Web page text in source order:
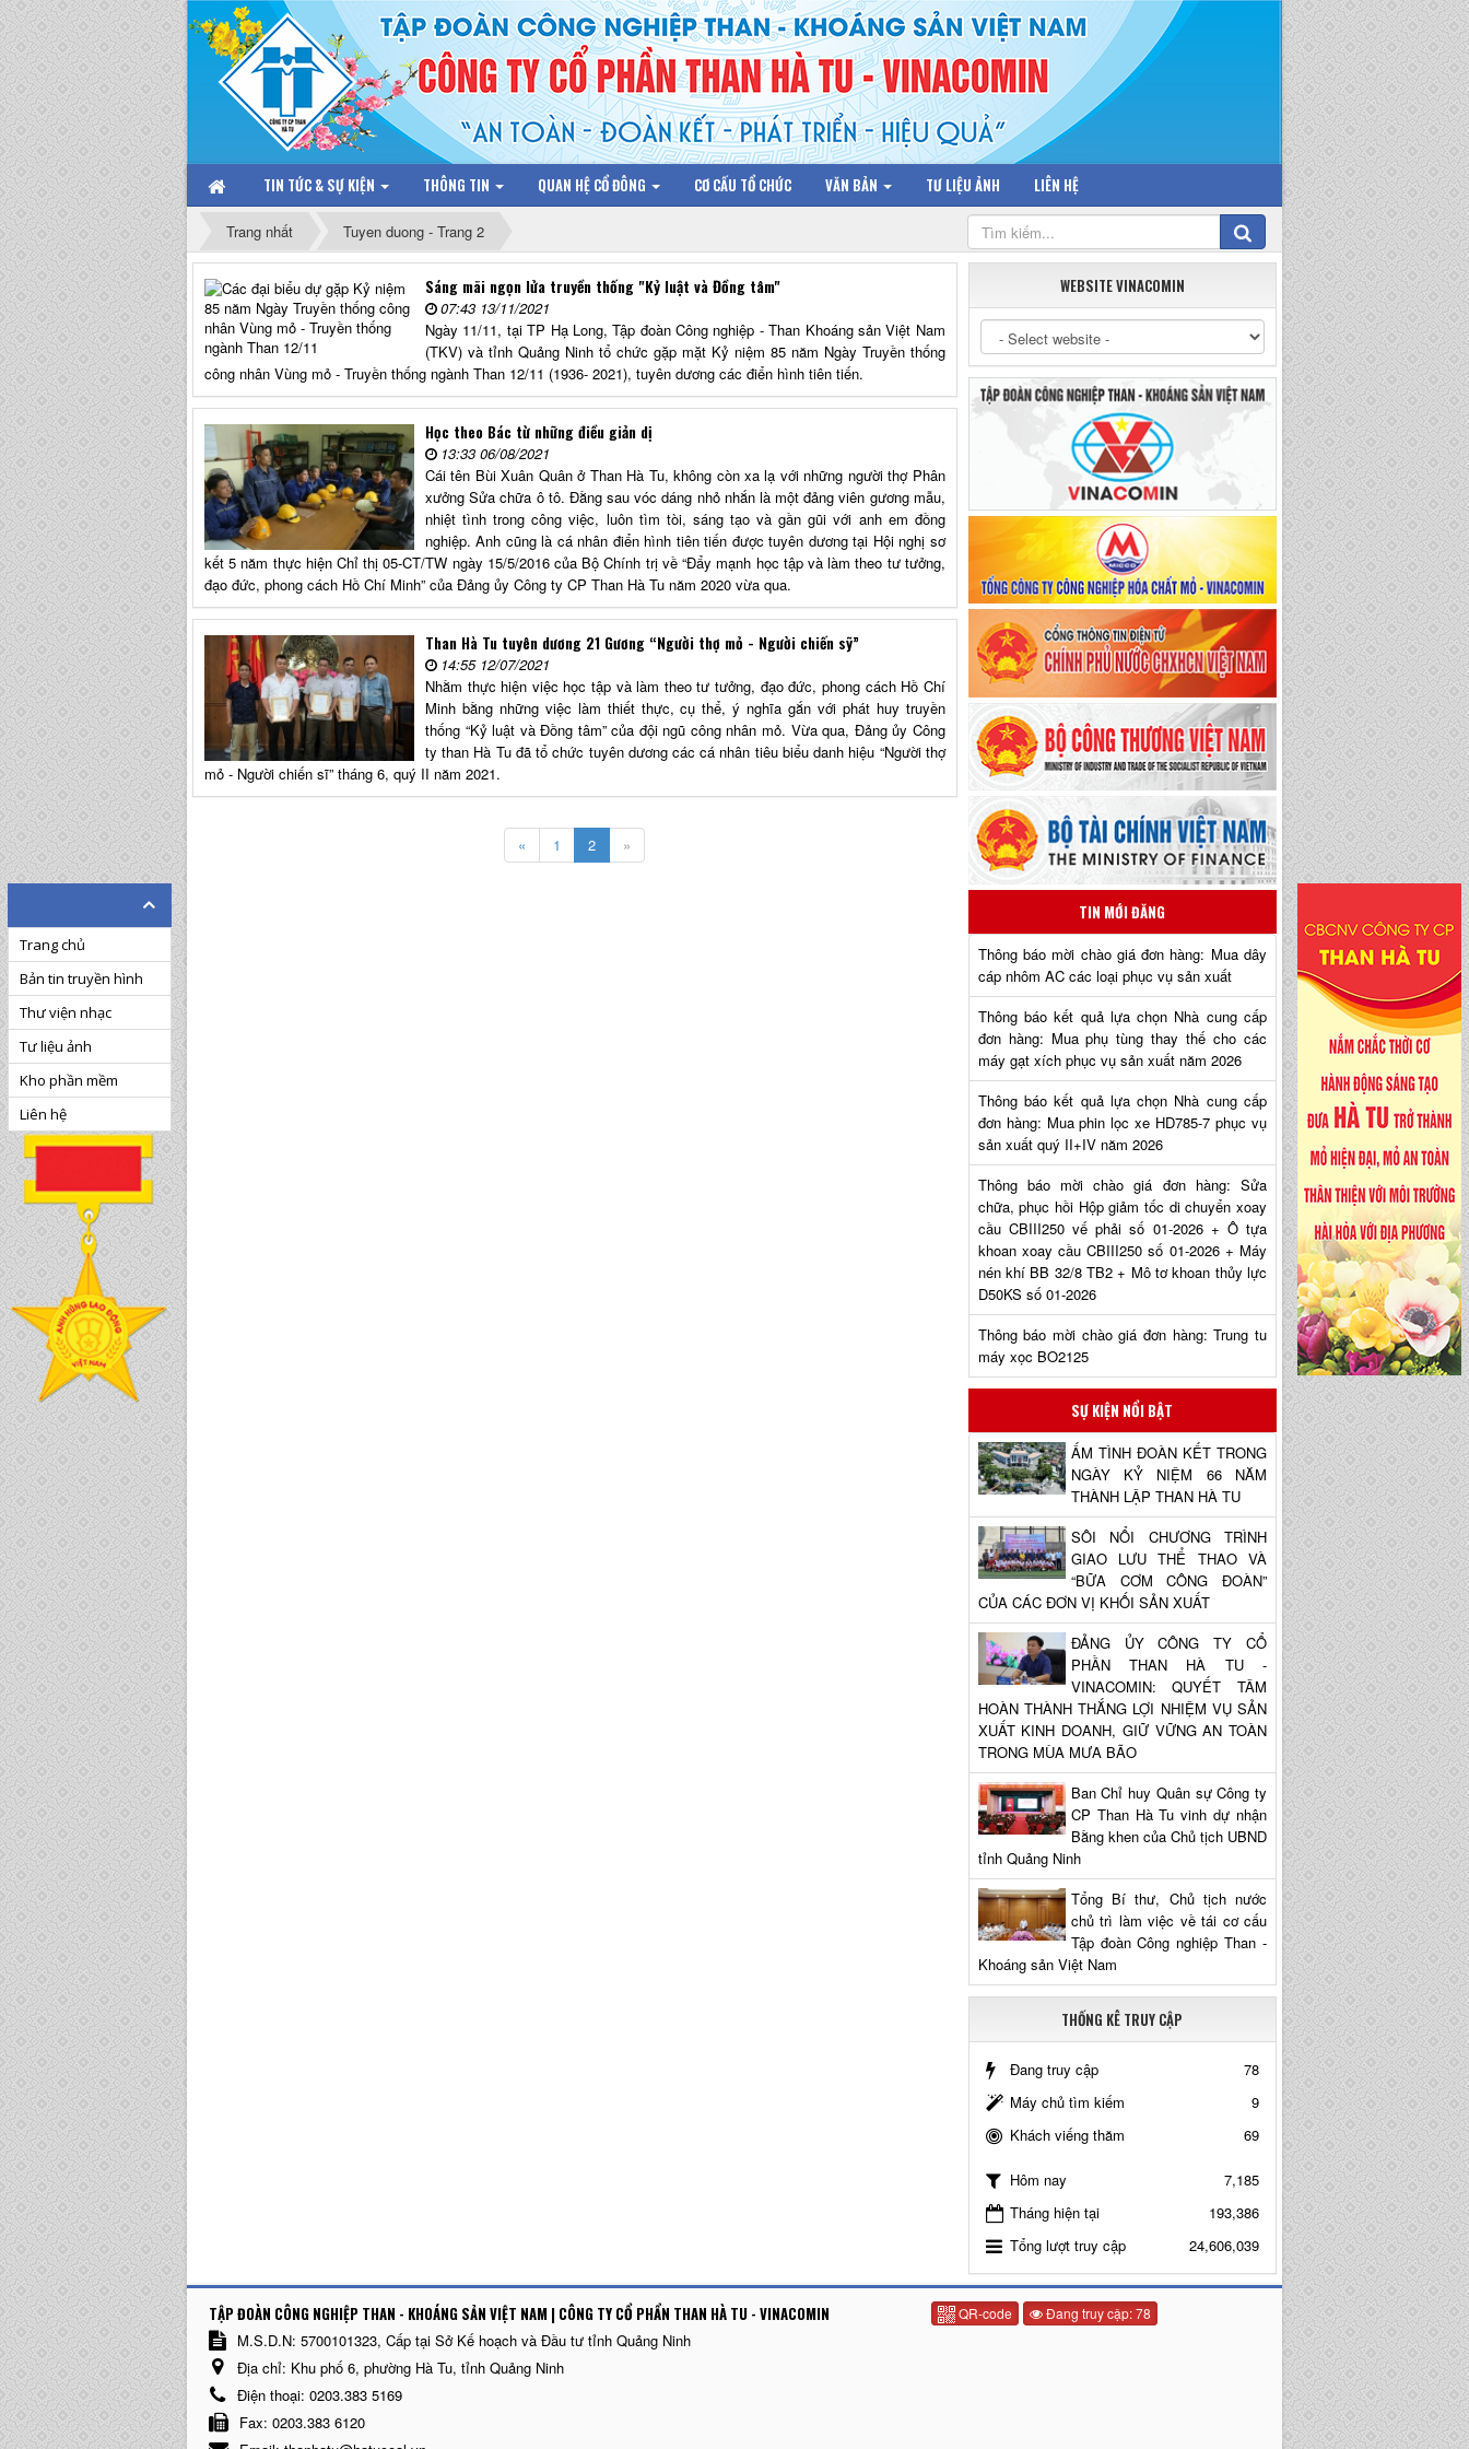
TIN TỨC & SỰ KIỆN THÔNG TIN QUAN HỆ CỔ ĐÔNG CƠ CẤU TỔ CHỨC VĂN BẢN TƯ LIỆU ẢNH LIÊN HỆ
Trang nhất Tuyen duong - Trang 2
Sáng mãi ngọn lửa truyền thống "Kỷ luật và Đồng tâm"
07:43 13/11/2021
Ngày 11/11, tại TP Hạ Long, Tập đoàn Công nghiệp - Than Khoáng sản Việt Nam
(TKV) và tỉnh Quảng Ninh tổ chức gặp mặt Kỷ niệm 85 năm Ngày Truyền thống
công nhân Vùng mỏ - Truyền thống ngành Than 12/11 (1936- 2021), tuyên dương các điển hình tiên tiến.
Học theo Bác từ những điều giản dị
13:33 06/08/2021
Cái tên Bùi Xuân Quân ở Than Hà Tu, không còn xa lạ với những người thợ Phân
xưởng Sửa chữa ô tô. Đằng sau vóc dáng nhỏ nhắn là một đảng viên gương mẫu,
nhiệt tình trong công việc, luôn tìm tòi, sáng tạo và gần gũi với anh em đồng
nghiệp. Anh cũng là cá nhân điển hình tiên tiến được tuyên dương tại Hội nghị sơ
kết 5 năm thực hiện Chỉ thị 05-CT/TW ngày 15/5/2016 của Bộ Chính trị về “Đẩy mạnh học tập và làm theo tư tưởng,
đạo đức, phong cách Hồ Chí Minh” của Đảng ủy Công ty CP Than Hà Tu năm 2020 vừa qua.
Than Hà Tu tuyên dương 21 Gương “Người thợ mỏ - Người chiến sỹ”
14:55 12/07/2021
Nhằm thực hiện việc học tập và làm theo tư tưởng, đạo đức, phong cách Hồ Chí
Minh bằng những việc làm thiết thực, cụ thể, ý nghĩa gắn với phát huy truyền
thống “Kỷ luật và Đồng tâm” của đội ngũ công nhân mỏ. Vừa qua, Đảng ủy Công
ty than Hà Tu đã tổ chức tuyên dương các cá nhân tiêu biểu danh hiệu “Người thợ
mỏ - Người chiến sĩ” tháng 6, quý II năm 2021.
« 1 2 »
WEBSITE VINACOMIN
TIN MỚI ĐĂNG
Thông báo mời chào giá đơn hàng: Mua dây
cáp nhôm AC các loại phục vụ sản xuất
Thông báo kết quả lựa chọn Nhà cung cấp
đơn hàng: Mua phụ tùng thay thế cho các
máy gạt xích phục vụ sản xuất năm 2026
Thông báo kết quả lựa chọn Nhà cung cấp
đơn hàng: Mua phin lọc xe HD785-7 phục vụ
sản xuất quý II+IV năm 2026
Thông báo mời chào giá đơn hàng: Sửa
chữa, phục hồi Hộp giảm tốc di chuyển xoay
cầu CBIII250 vế phải số 01-2026 + Ô tựa
khoan xoay cầu CBIII250 số 01-2026 + Máy
nén khí BB 32/8 TB2 + Mô tơ khoan thủy lực
D50KS số 01-2026
Thông báo mời chào giá đơn hàng: Trung tu
máy xọc BO2125
SỰ KIỆN NỔI BẬT
ẤM TÌNH ĐOÀN KẾT TRONG
NGÀY KỶ NIỆM 66 NĂM
THÀNH LẬP THAN HÀ TU
SÔI NỔI CHƯƠNG TRÌNH
GIAO LƯU THỂ THAO VÀ
“BỮA CƠM CÔNG ĐOÀN”
CỦA CÁC ĐƠN VỊ KHỐI SẢN XUẤT
ĐẢNG ỦY CÔNG TY CỔ
PHẦN THAN HÀ TU -
VINACOMIN: QUYẾT TÂM
HOÀN THÀNH THẮNG LỢI NHIỆM VỤ SẢN
XUẤT KINH DOANH, GIỮ VỮNG AN TOÀN
TRONG MÙA MƯA BÃO
Ban Chỉ huy Quân sự Công ty
CP Than Hà Tu vinh dự nhận
Bằng khen của Chủ tịch UBND
tỉnh Quảng Ninh
Tổng Bí thư, Chủ tịch nước
chủ trì làm việc về tái cơ cấu
Tập đoàn Công nghiệp Than -
Khoáng sản Việt Nam
THỐNG KÊ TRUY CẬP
Đang truy cập
78
Máy chủ tìm kiếm
9
Khách viếng thăm
69
Hôm nay
7,185
Tháng hiện tại
193,386
Tổng lượt truy cập
24,606,039
TẬP ĐOÀN CÔNG NGHIỆP THAN - KHOÁNG SẢN VIỆT NAM | CÔNG TY CỔ PHẨN THAN HÀ TU - VINACOMIN
M.S.D.N: 5700101323, Cấp tại Sở Kế hoạch và Đầu tư tỉnh Quảng Ninh
Địa chỉ: Khu phố 6, phường Hà Tu, tỉnh Quảng Ninh
Điện thoại: 0203.383 5169
Fax: 0203.383 6120
QR-code Đang truy cập: 78
Trang chủ
Bản tin truyền hình
Thư viện nhạc
Tư liệu ảnh
Kho phần mềm
Liên hệ